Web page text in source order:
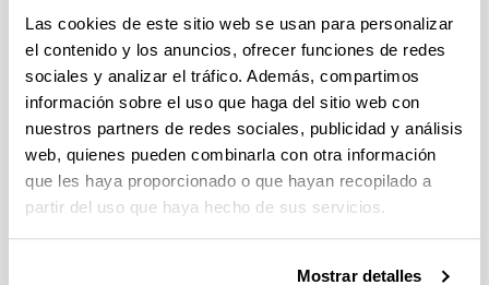
Las cookies de este sitio web se usan para personalizar
el contenido y los anuncios, ofrecer funciones de redes
sociales y analizar el tráfico. Además, compartimos
información sobre el uso que haga del sitio web con
nuestros partners de redes sociales, publicidad y análisis
web, quienes pueden combinarla con otra información
que les haya proporcionado o que hayan recopilado a
partir del uso que haya hecho de sus servicios.
Mostrar detalles
Departamento
Organización de
Empresas
Menú
Ingeniería de Organización
Asociación para el desarrollo de la Ingeniería de
Organización - ADINGOR